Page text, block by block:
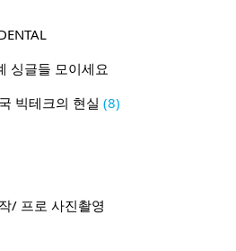
싱글들 모이세요
빅테크의 현실 (8)
/ 프로 사진촬영